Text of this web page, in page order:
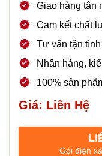
Giao hàng tận
Cam kết chất
Tư vấn tận
Nhận hàng,
100% sản
Giá: Liên Hệ
Gọi điện